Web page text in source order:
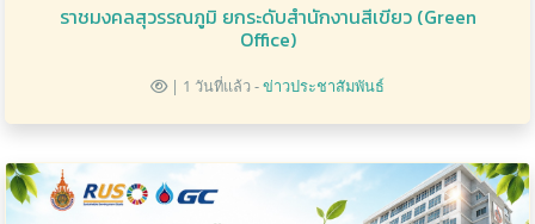
ราชมงคลสุวรรณภูมิ ยกระดับสำนักงานสีเขียว (Green
Office)
| 1 วันที่แล้ว -ข่าวประชาสัมพันธ์